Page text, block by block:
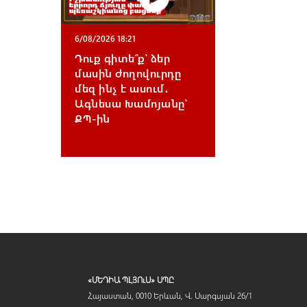
6/08/2026 18:21
Դուք գիտե՞ք՝ ձեր
մասին ժողովուրդը
մեզ ինչ է ասում․
Ագնեսա Խամոյանը՝
ՔՊ-ին
«ՄԵԴԻԱ ՊԼՅՈւՍ» ՍՊԸ
Հայաստան, 0010 Երևան, Վ. Սարգսյան 26/1